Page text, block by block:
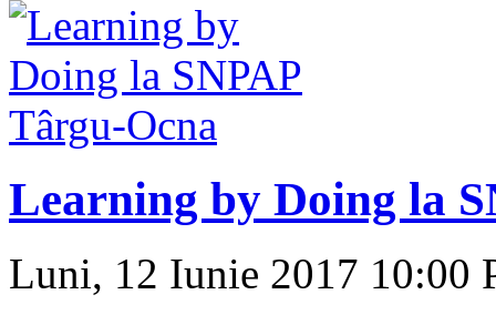
Learning by Doing la
Luni, 12 Iunie 2017 10:00